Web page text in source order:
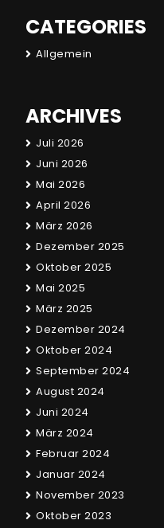
CATEGORIES
Allgemein
ARCHIVES
Juli 2026
Juni 2026
Mai 2026
April 2026
März 2026
Dezember 2025
Oktober 2025
Mai 2025
März 2025
Dezember 2024
Oktober 2024
September 2024
August 2024
Juni 2024
März 2024
Februar 2024
Januar 2024
November 2023
Oktober 2023